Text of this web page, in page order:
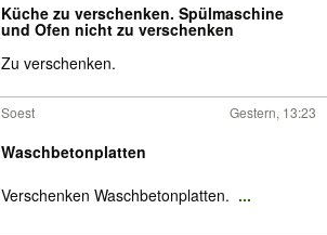
Küche zu verschenken. Spülmaschine
und Ofen nicht zu verschenken
Zu verschenken.
Soest Gestern, 13:23
Waschbetonplatten
Verschenken Waschbetonplatten. ...